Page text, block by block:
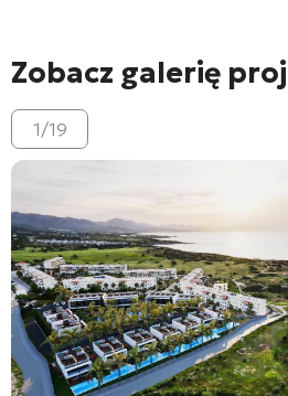
Zobacz galerię
1/19